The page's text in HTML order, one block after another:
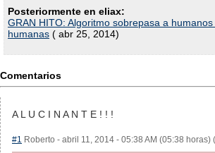
Posteriormente en eliax:
GRAN HITO: Algoritmo sobrepasa a
humanas ( abr 25, 2014)
Comentarios
A L U C I N A N T E ! ! !
#1 Roberto - abril 11, 2014 - 05:38 AM (05:38 horas) (